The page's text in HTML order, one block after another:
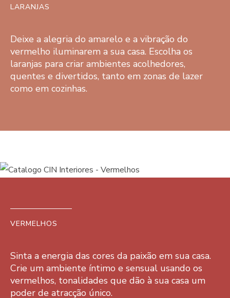
LARANJAS
Deixe a alegria do amarelo e a vibração do
vermelho iluminarem a sua casa. Escolha os
laranjas para criar ambientes acolhedores,
quentes e divertidos, tanto em zonas de lazer
como em cozinhas.
VERMELHOS
Sinta a energia das cores da paixão em sua casa.
Crie um ambiente íntimo e sensual usando os
vermelhos, tonalidades que dão à sua casa um
poder de atracção único.